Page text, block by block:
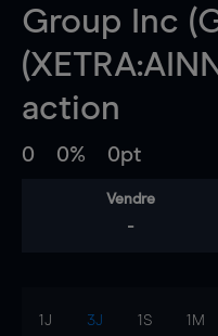
Group Inc
action
0 0% 0pt
Vendre
-
1J 3J 1S 1M